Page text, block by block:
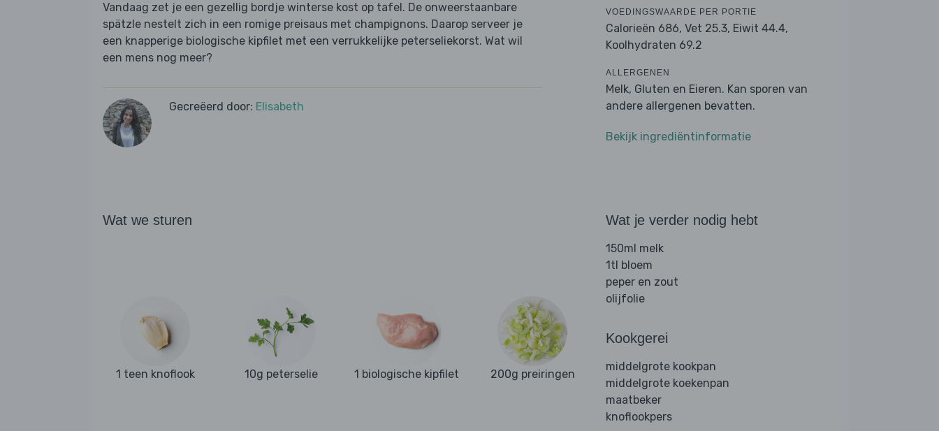
Vandaag zet je een gezellig bordje winterse kost op tafel. De onweerstaanbare
spätzle nestelt zich in een romige preisaus met champignons. Daarop serveer je
een knapperige biologische kipfilet met een verrukkelijke peterseliekorst. Wat wil
een mens nog meer?
Gecreëerd door: Elisabeth
VOEDINGSWAARDE PER PORTIE
Calorieën 686, Vet 25.3, Eiwit 44.4,
Koolhydraten 69.2
ALLERGENEN
Melk, Gluten en Eieren. Kan sporen van
andere allergenen bevatten.
Bekijk ingrediëntinformatie
Wat we sturen
1 teen knoflook 10g peterselie 1 biologische kipfilet 200g preiringen
Wat je verder nodig hebt
150ml melk
1tl bloem
peper en zout
olijfolie
Kookgerei
middelgrote kookpan
middelgrote koekenpan
maatbeker
knoflookpers